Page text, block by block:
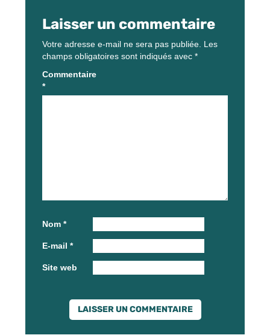
Laisser un commentaire
Votre adresse e-mail ne sera pas publiée. Les
champs obligatoires sont indiqués avec *
Commentaire
*
Nom *
E-mail *
Site web